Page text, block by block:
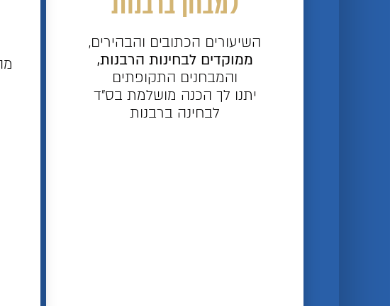
השיעורים הכתובים והבהירים,
ממוקדים לבחינות הרבנות,
והמבחנים התקופתים
יתנו לך הכנה מושלמת בס"ד
לבחינה ברבנות